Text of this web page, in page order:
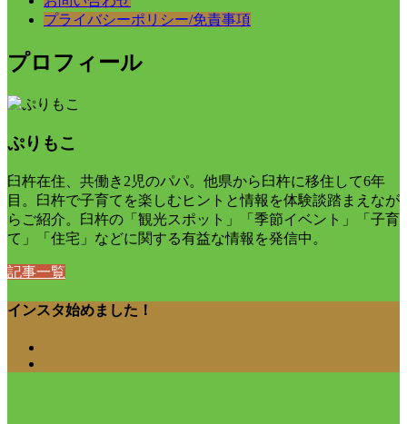
プライバシーポリシー/免責事項
プロフィール
ぷりもこ
臼杵在住、共働き2児のパパ。他県から臼杵に移住して6年
目。臼杵で子育てを楽しむヒントと情報を体験談踏まえなが
らご紹介。臼杵の「観光スポット」「季節イベント」「子育
て」「住宅」などに関する有益な情報を発信中。
記事一覧
インスタ始めました！